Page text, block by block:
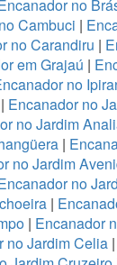
no
Cambuci |
no Carandiru |
em Grajaú |
no
| Encanador no
no Jardim
|
no Jardim
no
|
| Encanador
no Jardim Celia |